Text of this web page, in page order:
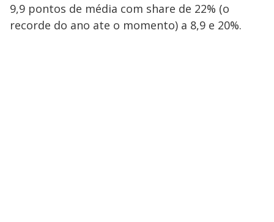
9,9 pontos de média com share de 22% (o
recorde do ano ate o momento) a 8,9 e 20%.